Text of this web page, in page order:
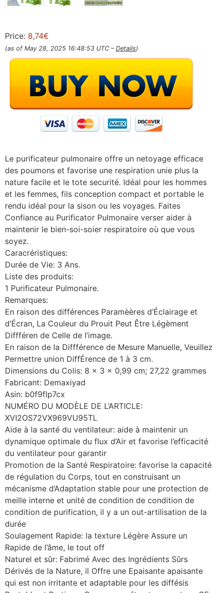
Price: 8,74€
(as of May 28, 2025 16:48:53 UTC – Details)
Le purificateur pulmonaire offre un netoyage efficace
des poumons et favorise une respiration unie plus la
nature facile et le tote securité. Idéal pour les hommes
et les femmes, fils conception compact et portable le
rendu idéal pour la sison ou les voyages. Faites
Confiance au Purificator Pulmonaire verser aider à
maintenir le bien-soi-soier respiratoire où que vous
soyez.
Caracréristiques:
Durée de Vie: 3 Ans.
Liste des produits:
1 Purificateur Pulmonaire.
Remarques:
En raison des différences Paramèères d’Éclairage et
d’Écran, La Couleur du Prouit Peut Être Légèment
Diffféren de Celle de l’image.
En raison de la Diffférence de Mesure Manuelle, Veuillez
Permettre union DiffÉrence de 1 à 3 cm.
Dimensions du Colis: 8 x 3 x 0,99 cm; 27,22 grammes
Fabricant: Demaxiyad
Asin: b0f9flp7cx
NUMÉRO DU MODÈLE DE L’ARTICLE:
XVI2OS72VX969VU95TL
Aide à la santé du ventilateur: aide à maintenir un
dynamique optimale du flux d’Air et favorise l’efficacité
du ventilateur pour garantir
Promotion de la Santé Respiratoire: favorise la capacité
de régulation du Corps, tout en construisant un
mécanisme d’Adaptation stable pour une protection de
meille interne et unité de condition de condition de
condition de purification, il y a un out-artilisation de la
durée
Soulagement Rapide: la texture Légère Assure un
Rapide de l’âme, le tout off
Naturel et sûr: Fabrimé Avec des Ingrédients Sûrs
Dérivés de la Nature, il Offre une Epaisante apaisante
qui est non irritante et adaptable pour les diffésis